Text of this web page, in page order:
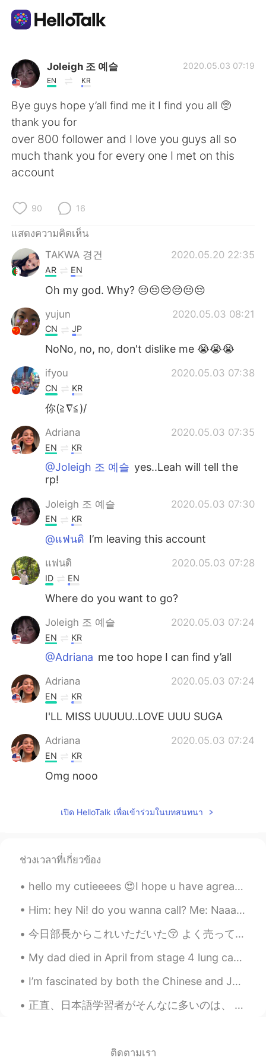
แอปแลกเปลี่ยนทางภาษา
AI Grammar Checker
ไทย
English
繁體中文
العربية
Deutsch
Русский
Indonesia
Português
Joleigh 조 예슬
EN KR
2020.05.03 07:19
Bye guys hope y’all find me it I find you all 🥺
thank you for
over 800 follower and I love you guys all so
much thank you for every one I met on this
account
90 16
แสดงความคิดเห็น
TAKWA 경건
2020.05.20 22:35
AR EN
Oh my god. Why? 😔😔😔😔😔😔
yujun 2020.05.03 08:21
CN JP
NoNo, no, no, don't dislike me 😭😭😭
ifyou 2020.05.03 07:38
CN KR
你(≧∇≦)/
Adriana 2020.05.03 07:35
EN KR
@Joleigh 조 예슬 yes..Leah will tell the
rp!
Joleigh 조 예슬 2020.05.03 07:30
EN KR
@แฟนดิ I’m leaving this account
แฟนดิ 2020.05.03 07:28
ID EN
Where do you want to go?
Joleigh 조 예슬 2020.05.03 07:24
EN KR
@Adriana me too hope I can find y’all
Adriana 2020.05.03 07:24
EN KR
I'LL MISS UUUUU..LOVE UUU SUGA
Adriana 2020.05.03 07:24
EN KR
Omg nooo
KR
Chris
Noooooooooooo😭😭😢
Skskekek 2020.05.03 07:21
KR ENES DE
Definitely I'll follow you again.😊
Asmae .kooki 2020.05.03 07:20
No😭😭😭😭
เปิด HelloTalk เพื่อเข้าร่วมในบทสนทนา
ช่วงเวลาที่เกี่ยวข้อง
hello my cutieeees 😍I hope u have agreat day 🌹(27 March - 15 May)🌹 Ramada...
Him: hey Ni! do you wanna call? Me: Naaa I'm good, I don't do phone calls anymore Him: Block...
今日部長からこれいただいた😚 よく売ってるけど、今日初めて食べたwww 美味しかった😍 量が多すぎて、お腹いっぱいになった🤣 普段は、私が二回食べれる量😝 家だったら、半分食べて、また冷蔵庫に置く😂
My dad died in April from stage 4 lung cancer. The pain will never go away. These days I’m gettin...
I’m fascinated by both the Chinese and Japanese languages. This is a video I made about the diffe...
正直、日本語学習者がそんなに多いのは、 日本人がそれほど優しいからだと思います。 大したことに対しても、 日本人は凄いことにしてくれて、いっぱい褒めてくれます。 たとえ1つの単語だけでも、学習...
ติดตามเรา